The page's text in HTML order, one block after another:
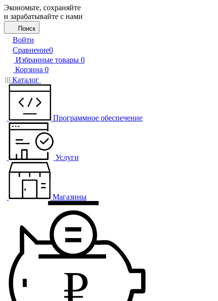
Экономьте, сохраняйте
и зарабатывайте с нами
Поиск
Войти
Сравнение0
Избранные товары 0
Корзина 0
Каталог
Программное обеспечение
Услуги
Магазины